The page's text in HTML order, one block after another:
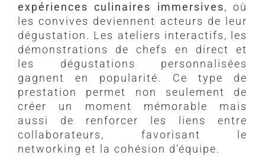
expériences culinaires immersives, où
les convives deviennent acteurs de leur
dégustation. Les ateliers interactifs, les
démonstrations de chefs en direct et
les dégustations personnalisées
gagnent en popularité. Ce type de
prestation permet non seulement de
créer un moment mémorable mais
aussi de renforcer les liens entre
collaborateurs, favorisant le
networking et la cohésion d’équipe.